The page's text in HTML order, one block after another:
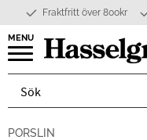
Meny
Fraktfritt över 800kr
PORSLIN